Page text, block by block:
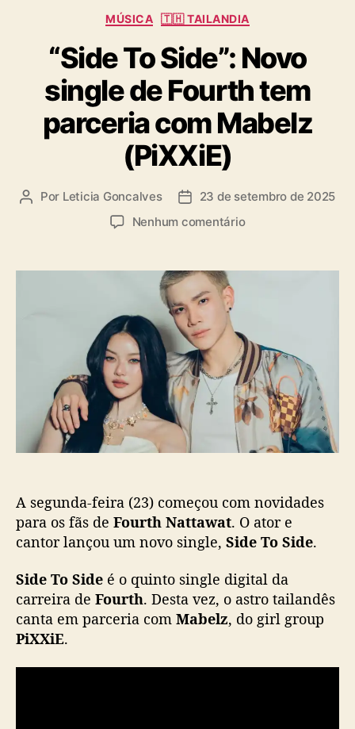
C
t
e
g
o
r
i
a
MÚSICA 🇹🇭 TAILANDIA
“Side To Side”: Novo
single de Fourth tem
parceria com Mabelz
(PiXXiE)
A
r
Por Leticia Goncalves
D
d
p
u
b
l
i
c
a
ç
ã
23 de setembro de 2025
Nenhum comentárioe
S
T
o
S
i
d
”
o
v
o
i
n
g
l
A segunda-feira (23) começou com novidades
para os fãs de Fourth Nattawat. O ator e
cantor lançou um novo single, Side To Side.
Side To Side é o quinto single digital da
carreira de Fourth. Desta vez, o astro tailandês
canta em parceria com Mabelz, do girl group
PiXXiE.